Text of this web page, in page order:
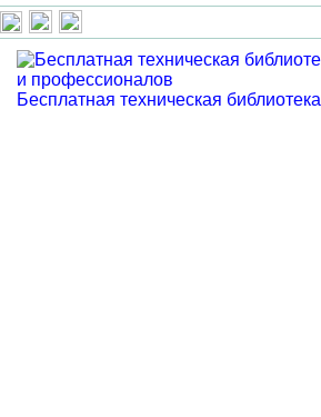
Бесплатная техническая библиотека